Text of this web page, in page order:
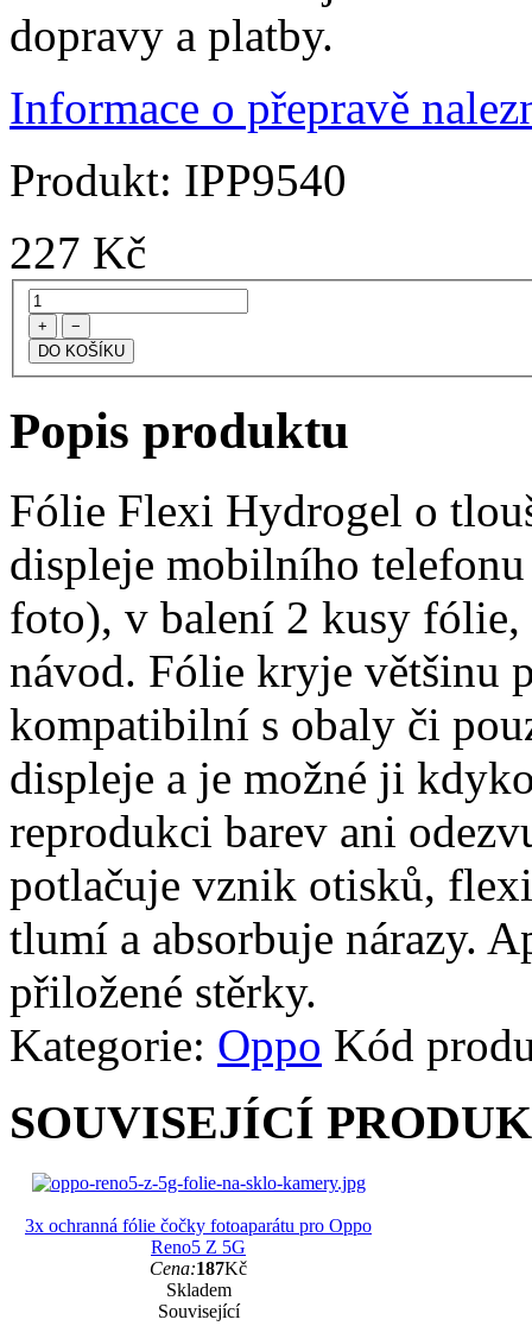
dopravy a platby.
Informace o přepravě
Produkt: IPP9540
227 Kč
+ −
Popis produktu
Fólie Flexi Hydrogel o
displeje mobilního
foto), v balení 2 kusy fólie,
návod. Fólie kryje většinu
kompatibilní s obaly či
displeje a je možné ji
reprodukci barev ani
potlačuje vznik otisků,
tlumí a absorbuje nárazy.
přiložené stěrky.
Kategorie: Oppo Kód
SOUVISEJÍCÍ
3x ochranná fólie čočky fotoaparátu pro Oppo
Reno5 Z 5G
Cena:187Kč
Skladem
Související